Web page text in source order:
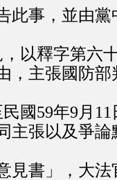
事，並由
以釋字第六
主張國防
國59年9月
張以及爭
書」，大